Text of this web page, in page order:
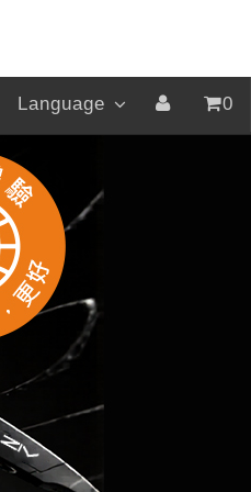
Language 0